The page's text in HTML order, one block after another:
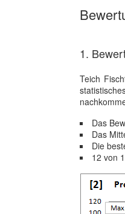
1.
Teich
Das
Das
Die
12 von